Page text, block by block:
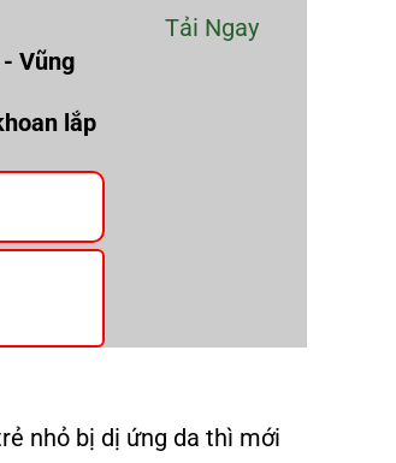
Vũng
lắp
Tải Ngay
nhỏ bị dị ứng da thì mới